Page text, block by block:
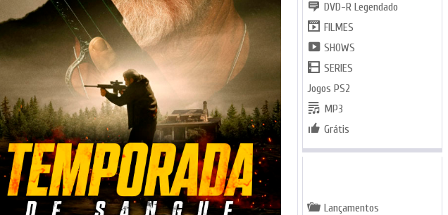
DVD-R Legendado
FILMES
SHOWS
SERIES
Jogos PS2
MP3
Grátis
Lançamentos